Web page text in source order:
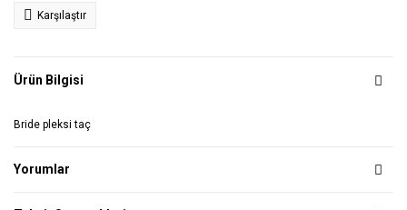
Karşılaştır
Ürün Bilgisi
Bride pleksi taç
Yorumlar